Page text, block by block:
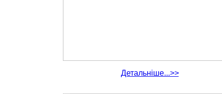
Детальніше...>>